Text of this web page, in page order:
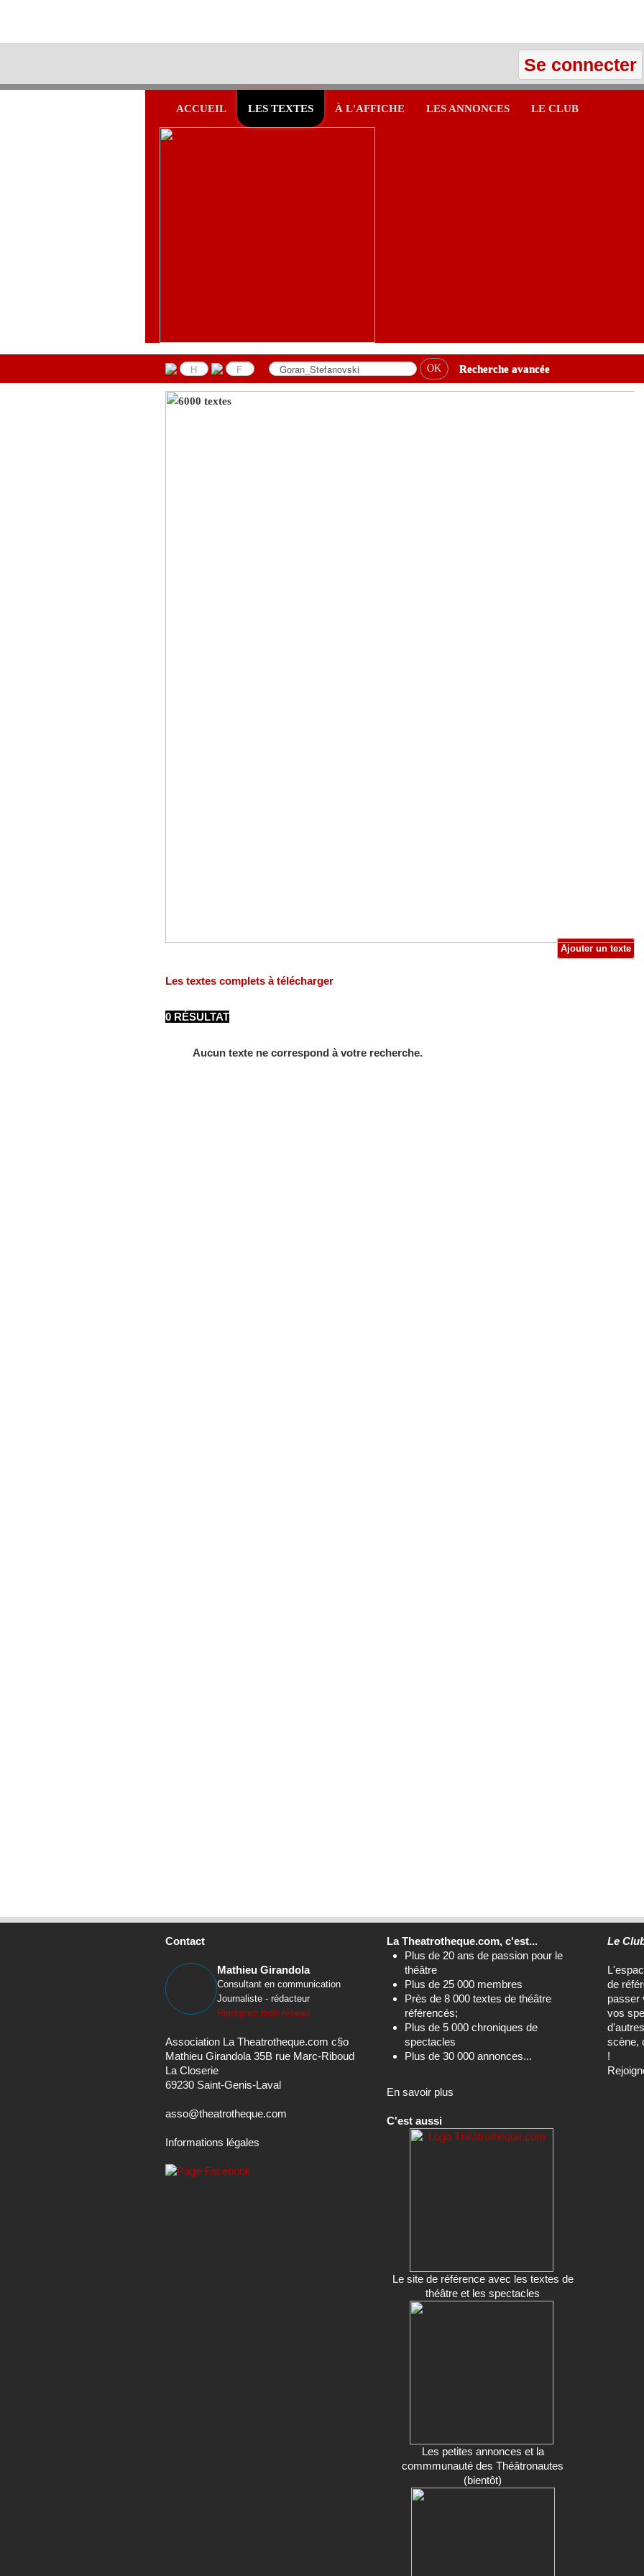
Se connecter
ACCUEIL LES TEXTES À L'AFFICHE LES ANNONCES LE CLUB
Recherche avancée
Ajouter un texte
Les textes complets à télécharger
0 RÉSULTAT
Aucun texte ne correspond à votre recherche.
Contact
Mathieu Girandola
Consultant en communication
Journaliste - rédacteur
Rejoignez mon réseau
Association La Theatrotheque.com c§o
Mathieu Girandola 35B rue Marc-Riboud
La Closerie
69230 Saint-Genis-Laval
asso@theatrotheque.com
Informations légales
La Theatrotheque.com, c'est...
Plus de 20 ans de passion pour le
théâtre
Plus de 25 000 membres
Près de 8 000 textes de théâtre
référencés;
Plus de 5 000 chroniques de
spectacles
Plus de 30 000 annonces...
En savoir plus
C'est aussi
Le site de référence avec les textes de
théâtre et les spectacles
Les petites annonces et la
commmunauté des Théâtronautes
(bientôt)
Le
de
passer
vos
scène,
!